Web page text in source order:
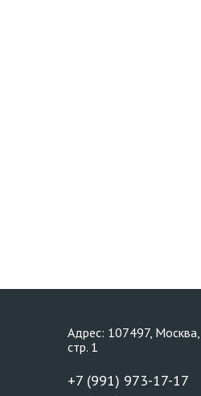
Адрес: 107497,
стр. 1
+7 (991) 973-17-17